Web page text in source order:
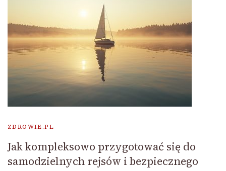
ZDROWIE.PL
Jak kompleksowo przygotować się do
samodzielnych rejsów i bezpiecznego